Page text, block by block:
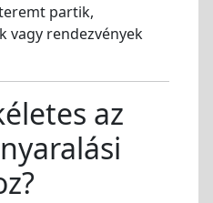
partik,
vagy rendezvények
az